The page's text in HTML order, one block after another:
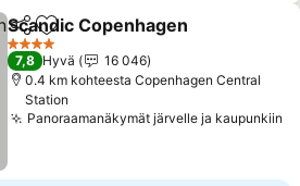
Jaa Lisää suosikkeihin
Scandic Copenhagen
4 Tähtiluokitus
7,8 Hyvä
16 046
0.4 km kohteesta Copenhagen Central
Station
Panoraamanäkymät järvelle ja kaupunkiin